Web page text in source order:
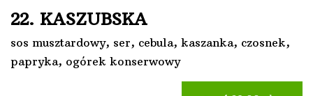
22. KASZUBSKA
sos musztardowy, ser, cebula, kaszanka, czosnek,
papryka, ogórek konserwowy